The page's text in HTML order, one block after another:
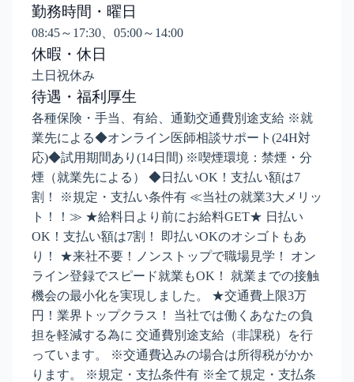
勤務時間・曜日
08:45～17:30、05:00～14:00
休暇・休日
土日祝休み
待遇・福利厚生
各種保険・手当、有給、通勤交通費別途支給 ※就
業先による◆オンライン医師相談サポート(24H対
応)◆試用期間あり(14日間) ※喫煙環境：禁煙・分
煙（就業先による） ◆日払いOK！支払い額は7
割！ ※規定・支払い条件有 ≪当社の就業3大メリッ
ト！！≫ ★給料日より前にお給料GET★ 日払い
OK！支払い額は7割！ 即払いOKのオシゴトもあ
り！ ★来社不要！ノンストップで職場見学！ オン
ライン登録でスピード就業もOK！ 就業までの接触
機会の最小化を実現しました。 ★交通費上限3万
円！業界トップクラス！ 当社では働くあなたの負
担を軽減する為に 交通費別途支給（非課税）を行
っています。 ※交通費込みの場合は所得税がかか
ります。 ※規定・支払条件有 ※全て規定・支払条